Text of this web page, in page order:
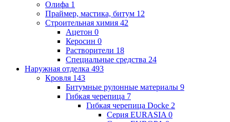
Олифа 1
Праймер, мастика, битум 12
Строительная химия 42
Ацетон 0
Керосин 0
Растворители 18
Специальные средства 24
Наружная отделка 493
Кровля 143
Битумные рулонные материалы 9
Гибкая черепица 7
Гибкая черепица Docke 2
Серия EURASIA 0